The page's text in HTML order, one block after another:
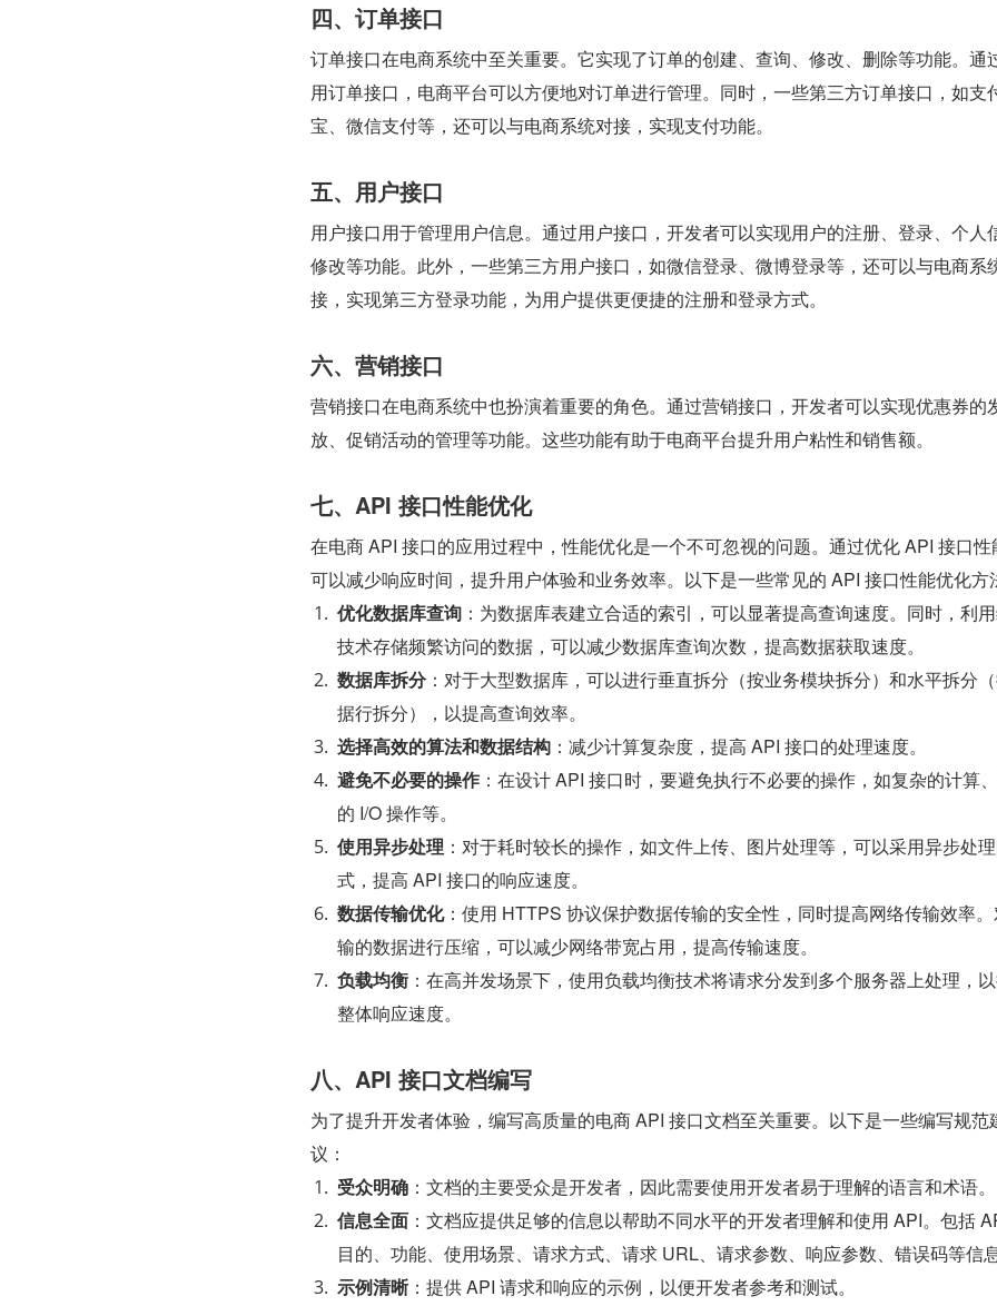
四、订单接口
订单接口在电商系统中至关重要。它实现了订单的创建、查询、修改、删除等功能。通
用订单接口，电商平台可以方便地对订单进行管理。同时，一些第三方订单接口，如支
宝、微信支付等，还可以与电商系统对接，实现支付功能。
五、用户接口
用户接口用于管理用户信息。通过用户接口，开发者可以实现用户的注册、登录、个人
修改等功能。此外，一些第三方用户接口，如微信登录、微博登录等，还可以与电商系
接，实现第三方登录功能，为用户提供更便捷的注册和登录方式。
六、营销接口
营销接口在电商系统中也扮演着重要的角色。通过营销接口，开发者可以实现优惠券的
放、促销活动的管理等功能。这些功能有助于电商平台提升用户粘性和销售额。
七、API 接口性能优化
在电商 API 接口的应用过程中，性能优化是一个不可忽视的问题。通过优化 API 接口性
可以减少响应时间，提升用户体验和业务效率。以下是一些常见的 API 接口性能优化方
优化数据库查询 ：为数据库表建立合适的索引，可以显著提高查询速度。同时，利
技术存储频繁访问的数据，可以减少数据库查询次数，提高数据获取速度。
数据库拆分：对于大型数据库，可以进行垂直拆分（按业务模块拆分）和水平拆分
据行拆分），以提高查询效率。
选择高效的算法和数据结构 ：减少计算复杂度，提高 API 接口的处理速度。
避免不必要的操作 ：在设计 API 接口时，要避免执行不必要的操作，如复杂的计算
的 I/O 操作等。
使用异步处理 ：对于耗时较长的操作，如文件上传、图片处理等，可以采用异步处
式，提高 API 接口的响应速度。
数据传输优化：使用 HTTPS 协议保护数据传输的安全性，同时提高网络传输效率
输的数据进行压缩，可以减少网络带宽占用，提高传输速度。
负载均衡 ：在高并发场景下，使用负载均衡技术将请求分发到多个服务器上处理，
整体响应速度。
八、API 接口文档编写
为了提升开发者体验，编写高质量的电商 API 接口文档至关重要。以下是一些编写规范
议：
受众明确 ：文档的主要受众是开发者，因此需要使用开发者易于理解的语言和术语。
信息全面 ：文档应提供足够的信息以帮助不同水平的开发者理解和使用 API。包括
目的、功能、使用场景、请求方式、请求 URL、请求参数、响应参数、错误码等信息
示例清晰：提供 API 请求和响应的示例，以便开发者参考和测试。